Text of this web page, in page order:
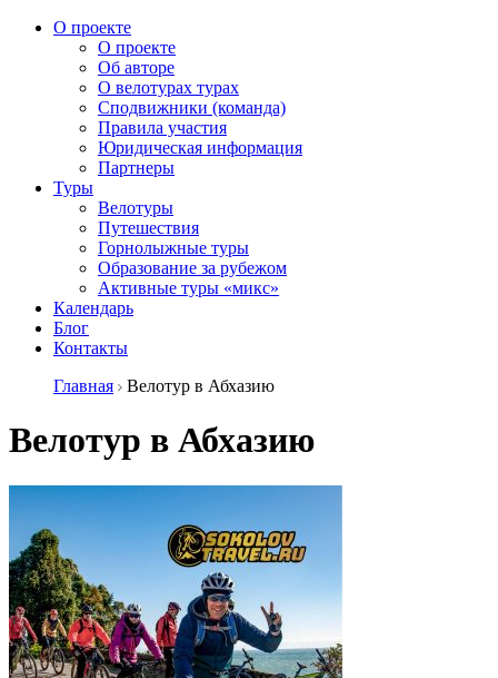
О проекте
О проекте
Об авторе
О велотурах турах
Сподвижники (команда)
Правила участия
Юридическая информация
Партнеры
Туры
Велотуры
Путешествия
Горнолыжные туры
Образование за рубежом
Активные туры «микс»
Календарь
Блог
Контакты
Главная
Велотур в Абхазию
Велотур в Абхазию